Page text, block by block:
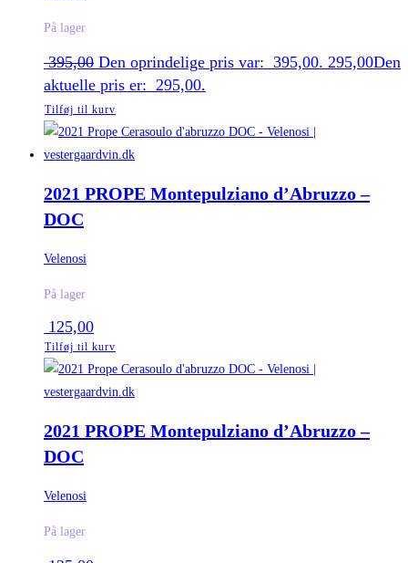
På lager
395,00 Den oprindelige pris var: 395,00. 295,00Den
aktuelle pris er: 295,00.
Tilføj til kurv
2021 PROPE Montepulziano d’Abruzzo –
DOC
Velenosi
På lager
125,00
Tilføj til kurv
2021 PROPE Montepulziano d’Abruzzo –
DOC
Velenosi
På lager